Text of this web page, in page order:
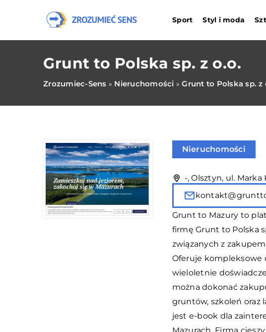
Sport Styl i moda
Grunt to Polska sp. z o.o.
Zrozumiec-Sens » Nieruchomości »Grunt to Polska sp. z
Nieruchomości
-, Olsztyn, ul. Marka
Grunt to Mazury to
firmę Grunt to Polska
związanych z
Oferuje kompleksowe
wieloletnie
można dokonać
gruntów, szkoleń
jest e-book dla